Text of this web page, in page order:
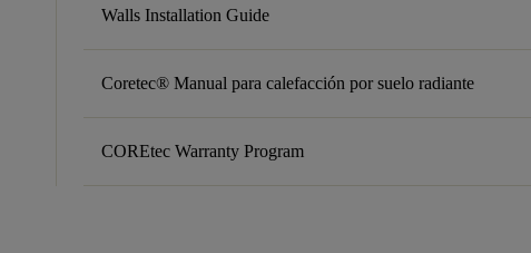
Walls Installation Guide
Coretec® Manual para calefacción por suelo radiante
COREtec Warranty Program